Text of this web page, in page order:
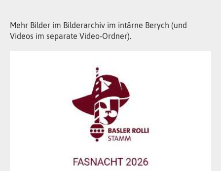
Mehr Bilder im Bilderarchiv im intärne Berych (und
Videos im separate Video-Ordner).